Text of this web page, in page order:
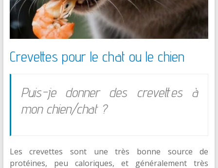
Crevettes pour le chat ou le chien
Puis-je donner des crevettes à
mon chien/chat ?
Les crevettes sont une très bonne source de
protéines, peu caloriques, et généralement très